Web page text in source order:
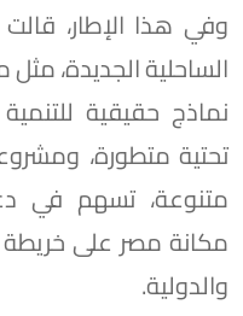
وفي هذا الإطار،
الساحلية الجديدة،
نماذج حقيقية
تحتية متطورة،
متنوعة، تسهم في
مكانة مصر على خريطة
والدولية.